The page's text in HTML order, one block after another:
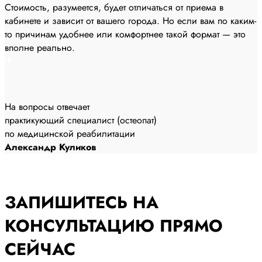
Стоимость, разумеется, будет отличаться от приема в
кабинете и зависит от вашего города. Но если вам по каким-
то причинам удобнее или комфортнее такой формат — это
вполне реально.
На вопросы отвечает
практикующий специалист (остеопат)
по медицинской реабилитации
Александр Куликов
ЗАПИШИТЕСЬ НА
КОНСУЛЬТАЦИЮ ПРЯМО
СЕЙЧАС